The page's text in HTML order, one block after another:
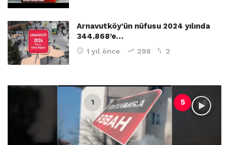
Arnavutköy’ün nüfusu 2024 yılında
344.868’e…
1 yıl önce 298 2